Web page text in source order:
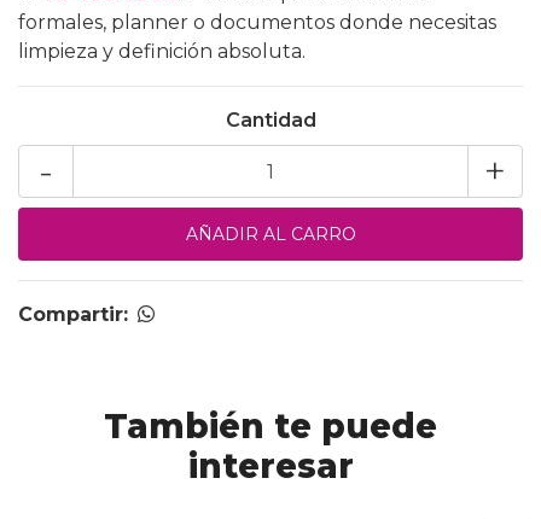
formales, planner o documentos donde necesitas
limpieza y definición absoluta.
Cantidad
+
-
Compartir:
También te puede
interesar